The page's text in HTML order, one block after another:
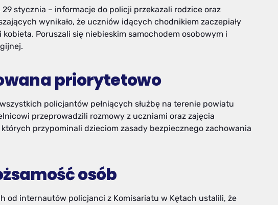
29 stycznia – informacje do policji przekazali rodzice oraz
wynikało, że uczniów idących chodnikiem zaczepiały
Poruszali się niebieskim samochodem osobowym i
priorytetowo
policjantów pełniących służbę na terenie powiatu
przeprowadzili rozmowy z uczniami oraz zajęcia
przypominali dzieciom zasady bezpiecznego zachowania
osób
od internautów policjanci z Komisariatu w Kętach ustalili, że